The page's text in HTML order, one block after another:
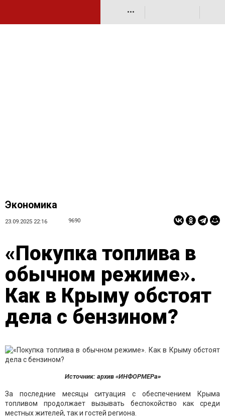
•••
Экономика
23.09.2025 22:16 9690
«Покупка топлива в
обычном режиме».
Как в Крыму обстоят
дела с бензином?
Источник: архив «ИНФОРМЕРа»
За последние месяцы ситуация с обеспечением Крыма
топливом продолжает вызывать беспокойство как среди
местных жителей, так и гостей региона.